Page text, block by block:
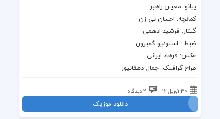
پیانو: معیـن راهبر
کمانچه: احسان نی زن
گیتار: فرشید ادهمی
ضبط : استودیو گمبرون
عکس: فرهاد ایرانی
طراح گرافیک: جمال دهقانپور
30 آوریل 16 2 دیدگاه
دانلود موزیک